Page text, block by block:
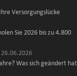
Versorgungslücke
Sie 2026 bis zu 4.800
26.06.2026
Was sich geändert hat